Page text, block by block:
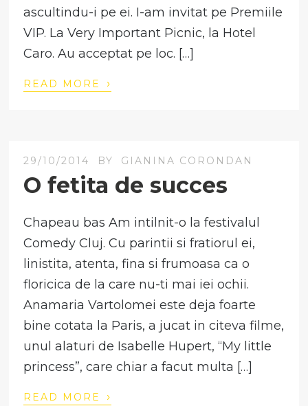
ascultindu-i pe ei. I-am invitat pe Premiile
VIP. La Very Important Picnic, la Hotel
Caro. Au acceptat pe loc. […]
READ MORE ›
29/10/2014 BY GIANINA CORONDAN
O fetita de succes
Chapeau bas Am intilnit-o la festivalul
Comedy Cluj. Cu parintii si fratiorul ei,
linistita, atenta, fina si frumoasa ca o
floricica de la care nu-ti mai iei ochii.
Anamaria Vartolomei este deja foarte
bine cotata la Paris, a jucat in citeva filme,
unul alaturi de Isabelle Hupert, “My little
princess”, care chiar a facut multa […]
READ MORE ›